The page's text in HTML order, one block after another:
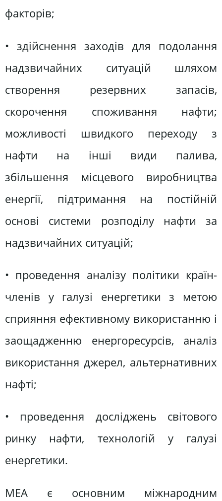
факторів;
• здійснення заходів для подолання
надзвичайних ситуацій шляхом
створення резервних запасів,
скорочення споживання нафти;
можливості швидкого переходу з
нафти на інші види палива,
збільшення місцевого виробництва
енергії, підтримання на постійній
основі системи розподілу нафти за
надзвичайних ситуацій;
• проведення аналізу політики країн-
членів у галузі енергетики з метою
сприяння ефективному використанню і
заощадженню енергоресурсів, аналіз
використання джерел, альтернативних
нафті;
• проведення досліджень світового
ринку нафти, технологій у галузі
енергетики.
МЕА є основним міжнародним